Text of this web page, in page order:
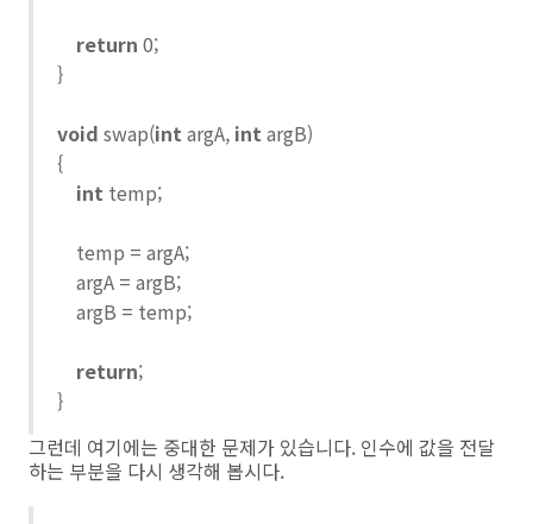
return 0;
}
void swap(intargA, intargB)
{
int temp;
temp = argA;
argA = argB;
argB = temp;
return;
}
그런데 여기에는 중대한 문제가 있습니다. 인수에 값을 전달
하는 부분을 다시 생각해 봅시다.